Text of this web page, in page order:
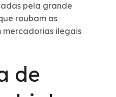
pela grande
roubam as
mercadorias ilegais
de